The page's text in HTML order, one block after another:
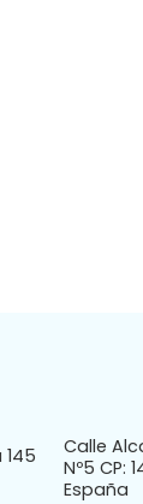
Calle
Nº5 CP:
España